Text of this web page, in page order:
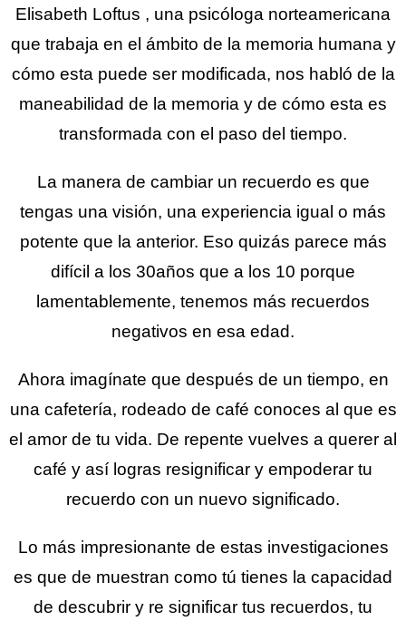
Elisabeth Loftus , una psicóloga norteamericana
que trabaja en el ámbito de la memoria humana y
cómo esta puede ser modificada, nos habló de la
maneabilidad de la memoria y de cómo esta es
transformada con el paso del tiempo.
La manera de cambiar un recuerdo es que
tengas una visión, una experiencia igual o más
potente que la anterior. Eso quizás parece más
difícil a los 30años que a los 10 porque
lamentablemente, tenemos más recuerdos
negativos en esa edad.
Ahora imagínate que después de un tiempo, en
una cafetería, rodeado de café conoces al que es
el amor de tu vida. De repente vuelves a querer al
café y así logras resignificar y empoderar tu
recuerdo con un nuevo significado.
Lo más impresionante de estas investigaciones
es que de muestran como tú tienes la capacidad
de descubrir y re significar tus recuerdos, tu